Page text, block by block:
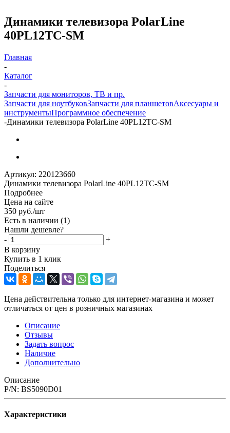
Динамики телевизора PolarLine
40PL12TC-SM
Главная
-
Каталог
-
Запчасти для мониторов, ТВ и пр.
Запчасти для ноутбуковЗапчасти для планшетовАксесуары и
инструментыПрограммное обеспечение
-Динамики телевизора PolarLine 40PL12TC-SM
Артикул: 220123660
Динамики телевизора PolarLine 40PL12TC-SM
Подробнее
Цена на сайте
350 руб./шт
Есть в наличии (1)
Нашли дешевле?
-
+
В корзину
Купить в 1 клик
Поделиться
Цена действительна только для интернет-магазина и может
отличаться от цен в розничных магазинах
Описание
Отзывы
Задать вопрос
Наличие
Дополнительно
Описание
P/N: BS5090D01
Характеристики